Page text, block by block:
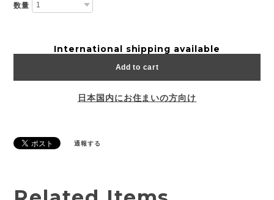
数量
International shipping available
Add to cart
日本国内にお住まいの方向け
通報する